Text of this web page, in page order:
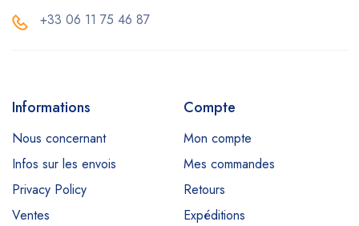
+33 06 11 75 46 87
Informations
Nous concernant
Infos sur les envois
Privacy Policy
Ventes
Compte
Mon compte
Mes commandes
Retours
Expéditions